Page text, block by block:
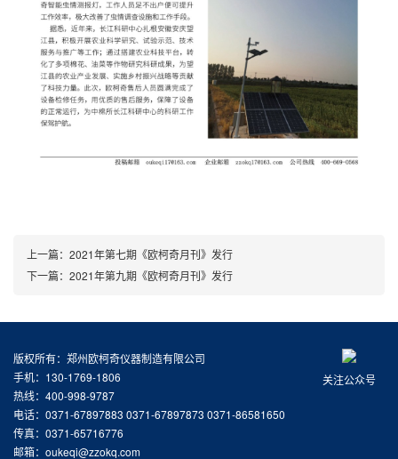
上一篇： 2021年第七期《欧柯奇月刊》发行
下一篇： 2021年第九期《欧柯奇月刊》发行
关注公众号
版权所有：郑州欧柯奇仪器制造有限公司
手机：130-1769-1806
热线：400-998-9787
电话：0371-67897883 0371-67897873 0371-86581650
传真：0371-65716776
邮箱：oukeqi@zzokq.com